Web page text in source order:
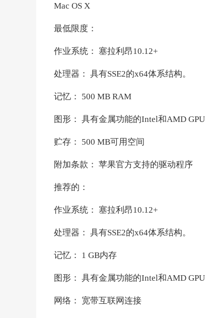
Mac OS X
最低限度：
作业系统： 塞拉利昂10.12+
处理器： 具有SSE2的x64体系结构。
记忆： 500 MB RAM
图形： 具有金属功能的Intel和AMD GPU
贮存： 500 MB可用空间
附加条款： 苹果官方支持的驱动程序
推荐的：
作业系统： 塞拉利昂10.12+
处理器： 具有SSE2的x64体系结构。
记忆： 1 GB内存
图形： 具有金属功能的Intel和AMD GPU
网络： 宽带互联网连接